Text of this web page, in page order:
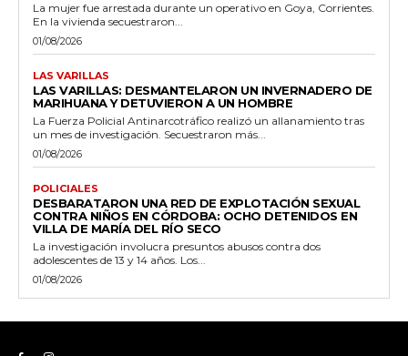
La mujer fue arrestada durante un operativo en Goya, Corrientes.
En la vivienda secuestraron...
01/08/2026
LAS VARILLAS
LAS VARILLAS: DESMANTELARON UN INVERNADERO DE
MARIHUANA Y DETUVIERON A UN HOMBRE
La Fuerza Policial Antinarcotráfico realizó un allanamiento tras
un mes de investigación. Secuestraron más...
01/08/2026
POLICIALES
DESBARATARON UNA RED DE EXPLOTACIÓN SEXUAL
CONTRA NIÑOS EN CÓRDOBA: OCHO DETENIDOS EN
VILLA DE MARÍA DEL RÍO SECO
La investigación involucra presuntos abusos contra dos
adolescentes de 13 y 14 años. Los...
01/08/2026